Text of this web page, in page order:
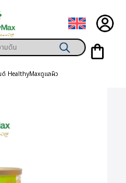
ด์ HealthyMaxดูแลผิว